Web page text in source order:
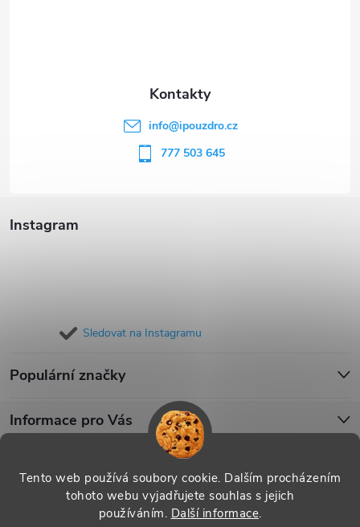
Tento web používá soubory cookie. Dalším procházením
tohoto webu vyjadřujete souhlas s jejich
používáním. Další informace.
Instagram
Sledovat na Instagramu
Populární značky
Informace pro Vás
info@ipouzdro.cz
777 503 645
Copyright 2026 . Všechna práva vyhrazena.